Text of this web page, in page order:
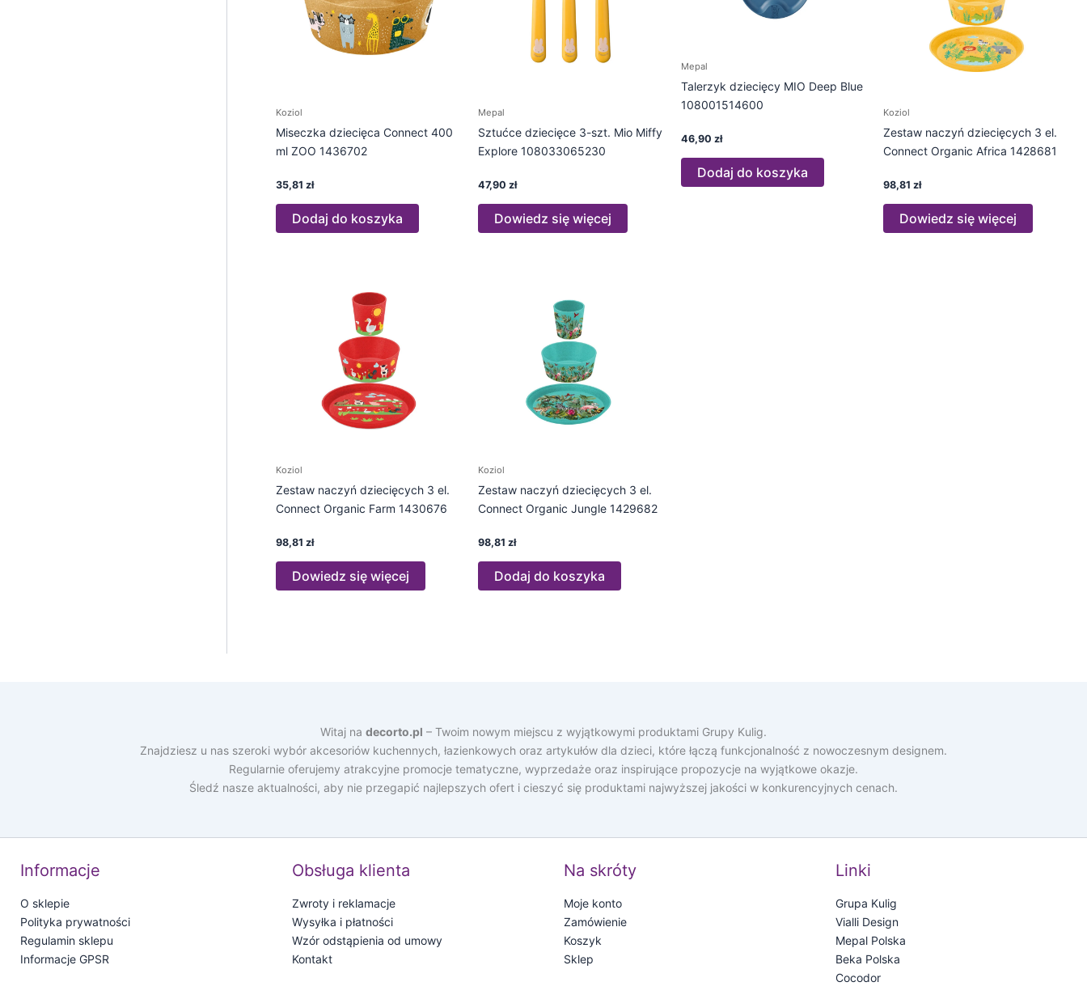
Koziol
Miseczka dziecięca Connect 400
ml ZOO 1436702
35,81 zł
Dodaj do koszyka
Mepal
Sztućce dziecięce 3-szt. Mio Miffy
Explore 108033065230
47,90zł
Dowiedz się więcej
Mepal
Talerzyk dziecięcy MIO Deep Blue
108001514600
46,90 zł
Dodaj do koszyka
Koziol
Zestaw naczyń dziecięcych 3 el.
Connect Organic Africa 1428681
98,81zł
Dowiedz się więcej
Koziol
Zestaw naczyń dziecięcych 3 el.
Connect Organic Farm 1430676
98,81 zł
Dowiedz się więcej
Koziol
Zestaw naczyń dziecięcych 3 el.
Connect Organic Jungle 1429682
98,81zł
Dodaj do koszyka
Witaj na decorto.pl – Twoim nowym miejscu z wyjątkowymi produktami Grupy Kulig.
Znajdziesz u nas szeroki wybór akcesoriów kuchennych, łazienkowych oraz artykułów dla dzieci, które łączą funkcjonalność z nowoczesnym designem.
Regularnie oferujemy atrakcyjne promocje tematyczne, wyprzedaże oraz inspirujące propozycje na wyjątkowe okazje.
Śledź nasze aktualności, aby nie przegapić najlepszych ofert i cieszyć się produktami najwyższej jakości w konkurencyjnych cenach.
Informacje
O sklepie
Polityka prywatności
Regulamin sklepu
Informacje GPSR
Obsługa klienta
Zwroty i reklamacje
Wysyłka i płatności
Wzór odstąpienia od umowy
Kontakt
Na skróty
Moje konto
Zamówienie
Koszyk
Sklep
Linki
Grupa Kulig
Vialli Design
Mepal Polska
Beka Polska
Cocodor